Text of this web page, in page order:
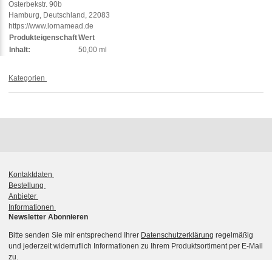
Osterbekstr. 90b
Hamburg, Deutschland, 22083
https://www.lornamead.de
ProdukteigenschaftWert
Inhalt:
50,00 ml
Kategorien
Kontaktdaten
Bestellung
Anbieter
Informationen
Newsletter Abonnieren
Bitte senden Sie mir entsprechend Ihrer Datenschutzerklärung regelmäßig
und jederzeit widerruflich Informationen zu Ihrem Produktsortiment per E-Mail
zu.